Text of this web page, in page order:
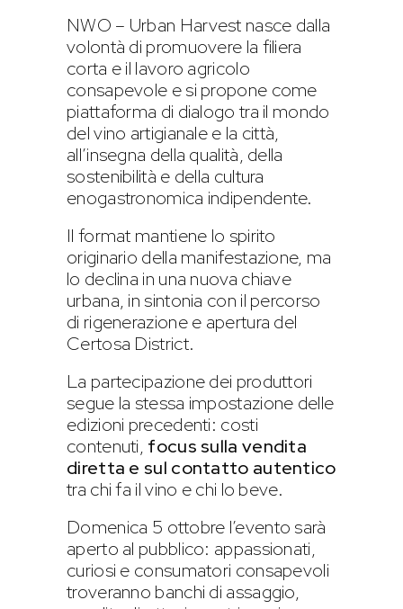
NWO – Urban Harvest nasce dalla
volontà di promuovere la filiera
corta e il lavoro agricolo
consapevole e si propone come
piattaforma di dialogo tra il mondo
del vino artigianale e la città,
all’insegna della qualità, della
sostenibilità e della cultura
enogastronomica indipendente.
Il format mantiene lo spirito
originario della manifestazione, ma
lo declina in una nuova chiave
urbana, in sintonia con il percorso
di rigenerazione e apertura del
Certosa District.
La partecipazione dei produttori
segue la stessa impostazione delle
edizioni precedenti: costi
contenuti, focus sulla vendita
diretta e sul contatto autentico
tra chi fa il vino e chi lo beve.
Domenica 5 ottobre l’evento sarà
aperto al pubblico: appassionati,
curiosi e consumatori consapevoli
troveranno banchi di assaggio,